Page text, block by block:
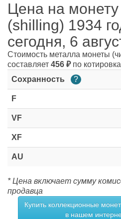
Цена на
(shilling) 1934
сегодня, 6
Стоимость металла монеты
составляет 456 ₽по
Сохранность
?
F
VF
XF
AU
* Цена включает сумму
продавца
Купить коллекционные
в нашем